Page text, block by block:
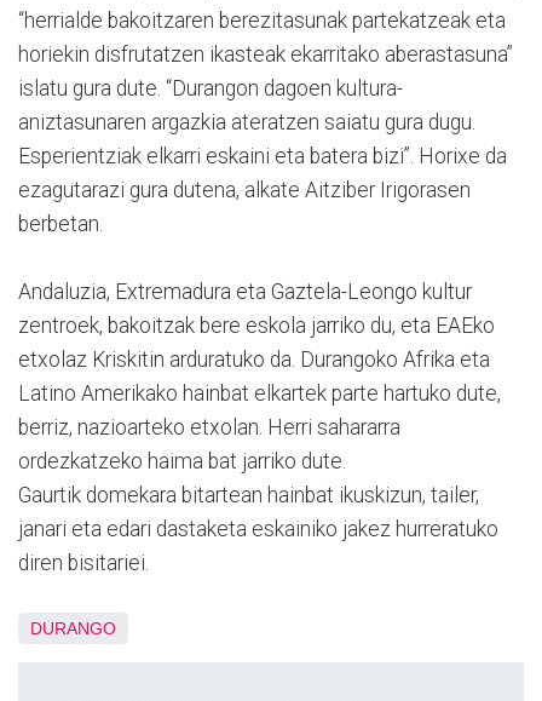
“herrialde bakoitzaren berezitasunak partekatzeak eta
horiekin disfrutatzen ikasteak ekarritako aberastasuna”
islatu gura dute. “Durangon dagoen kultura-
aniztasunaren argazkia ateratzen saiatu gura dugu.
Esperientziak elkarri eskaini eta batera bizi”. Horixe da
ezagutarazi gura dutena, alkate Aitziber Irigorasen
berbetan.
Andaluzia, Extremadura eta Gaztela-Leongo kultur
zentroek, bakoitzak bere eskola jarriko du, eta EAEko
etxolaz Kriskitin arduratuko da. Durangoko Afrika eta
Latino Amerikako hainbat elkartek parte hartuko dute,
berriz, nazioarteko etxolan. Herri sahararra
ordezkatzeko haima bat jarriko dute.
Gaurtik domekara bitartean hainbat ikuskizun, tailer,
janari eta edari dastaketa eskainiko jakez hurreratuko
diren bisitariei.
DURANGO